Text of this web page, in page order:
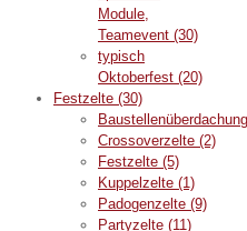
Module,
Teamevent (30)
typisch
Oktoberfest (20)
Festzelte (30)
Baustellenüberdachung
Crossoverzelte (2)
Festzelte (5)
Kuppelzelte (1)
Padogenzelte (9)
Partyzelte (11)